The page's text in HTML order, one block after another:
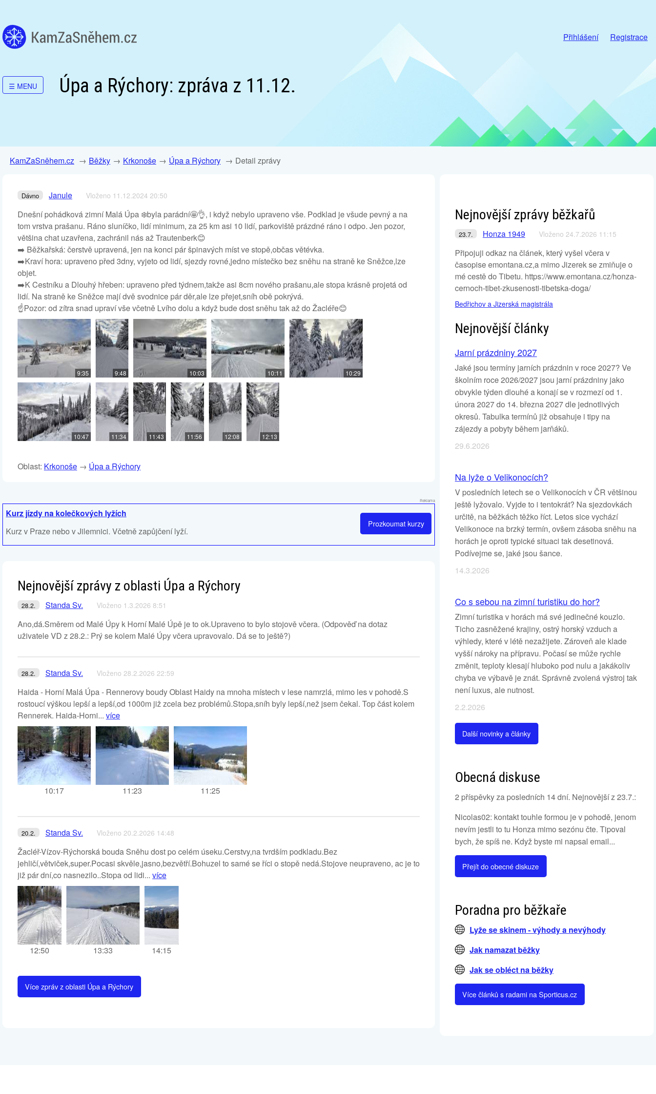
Přihlášení Registrace
☰ MENU Úpa a Rýchory: zpráva z 11.12.
KamZaSněhem.cz Běžky Krkonoše Úpa a Rýchory Detail zprávy
Dávno Janule Vloženo 11.12.2024 20:50
Dnešní pohádková zimní Malá Úpa ❄️byla parádní🤩👌, i když nebylo upraveno vše. Podklad je všude pevný a na
tom vrstva prašanu. Ráno sluníčko, lidí minimum, za 25 km asi 10 lidí, parkoviště prázdné ráno i odpo. Jen pozor,
většina chat uzavřena, zachránil nás až Trautenberk😊
➡️ Běžkařská: čerstvě upravená, jen na konci pár špinavých míst ve stopě,občas větévka.
➡️Kraví hora: upraveno před 3dny, vyjeto od lidí, sjezdy rovné,jedno místečko bez sněhu na straně ke Sněžce,lze
objet.
➡️K Cestníku a Dlouhý hřeben: upraveno před týdnem,takže asi 8cm nového prašanu,ale stopa krásně projetá od
lidí. Na straně ke Sněžce mají dvě svodnice pár děr,ale lze přejet,sníh obě pokrývá.
☝️Pozor: od zítra snad upraví vše včetně Lvího dolu a když bude dost sněhu tak až do Žacléře😊
9:35 9:48 10:03 10:11 10:29
10:47 11:34 11:43 11:56 12:08 12:13
Oblast: Krkonoše → Úpa a Rýchory
Reklama
Prozkoumatkurzy
Kurz jízdy na kolečkových lyžích
Kurz v Praze nebo v Jilemnici. Včetně zapůjčení lyží.
Nejnovější zprávy z oblasti Úpa a Rýchory
28.2. Standa Sv. Vloženo 1.3.2026 8:51
Ano,dá.Směrem od Malé Úpy k Horní Malé Úpě je to ok.Upraveno to bylo stojově včera. (Odpověď na dotaz
uživatele VD z 28.2.: Prý se kolem Malé Úpy včera upravovalo. Dá se to ještě?)
28.2. Standa Sv. Vloženo 28.2.2026 22:59
Haida - Horní Malá Úpa - Rennerovy boudy Oblast Haidy na mnoha místech v lese namrzlá, mimo les v pohodě.S
rostoucí výškou lepší a lepší,od 1000m již zcela bez problémů.Stopa,sníh byly lepší,než jsem čekal. Top část kolem
Rennerek. Haida-Horni... více
10:17 11:23 11:25
20.2. Standa Sv. Vloženo 20.2.2026 14:48
Žacléř-Vízov-Rýchorská bouda Sněhu dost po celém úseku.Cerstvy,na tvrdším podkladu.Bez
jehličí,větviček,super.Pocasi skvěle,jasno,bezvětří.Bohuzel to samé se říci o stopě nedá.Stojove neupraveno, ac je to
již pár dní,co nasnezilo..Stopa od lidi... více
12:50 13:33 14:15
Více zpráv z oblasti Úpa a Rýchory
Nejnovější zprávy běžkařů
23.7. Honza 1949 Vloženo 24.7.2026 11:15
Připojuji odkaz na článek, který vyšel včera v
časopise emontana.cz,a mimo Jizerek se zmiňuje o
mé cestě do Tibetu. https://www.emontana.cz/honza-
cernoch-tibet-zkusenosti-tibetska-doga/
Bedřichov a Jizerská magistrála
Nejnovější články
Jarní prázdniny 2027
Jaké jsou termíny jarních prázdnin v roce 2027? Ve
školním roce 2026/2027 jsou jarní prázdniny jako
obvykle týden dlouhé a konají se v rozmezí od 1.
února 2027 do 14. března 2027 dle jednotlivých
okresů. Tabulka termínů již obsahuje i tipy na
zájezdy a pobyty během jarňáků.
29.6.2026
Na lyže o Velikonocích?
V posledních letech se o Velikonocích v ČR většinou
ještě lyžovalo. Vyjde to i tentokrát? Na sjezdovkách
určitě, na běžkách těžko říct. Letos sice vychází
Velikonoce na brzký termín, ovšem zásoba sněhu na
horách je oproti typické situaci tak desetinová.
Podívejme se, jaké jsou šance.
14.3.2026
Co s sebou na zimní turistiku do hor?
Zimní turistika v horách má své jedinečné kouzlo.
Ticho zasněžené krajiny, ostrý horský vzduch a
výhledy, které v létě nezažijete. Zároveň ale klade
vyšší nároky na přípravu. Počasí se může rychle
změnit, teploty klesají hluboko pod nulu a jakákoliv
chyba ve výbavě je znát. Správně zvolená výstroj tak
není luxus, ale nutnost.
2.2.2026
Další novinky a články
Obecná diskuse
2 příspěvky za posledních 14 dní. Nejnovější z 23.7.:
Nicolas02: kontakt touhle formou je v pohodě, jenom
nevím jestli to tu Honza mimo sezónu čte. Tipoval
bych, že spíš ne. Když byste mi napsal email...
Přejít do obecné diskuze
Poradna pro běžkaře
Lyže se skinem - výhody a nevýhody
Jak namazat běžky
Jak se obléct na běžky
Více článků s radami na Sporticus.cz